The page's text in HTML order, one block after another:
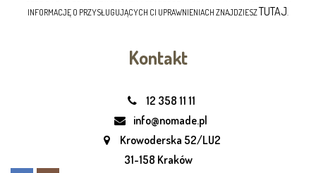
INFORMACJĘ O PRZYSŁUGUJĄCYCH CI UPRAWNIENIACH ZNAJDZIESZTUTAJ.
Kontakt
12 358 11 11
info@nomade.pl
Krowoderska 52/LU2
31-158 Kraków